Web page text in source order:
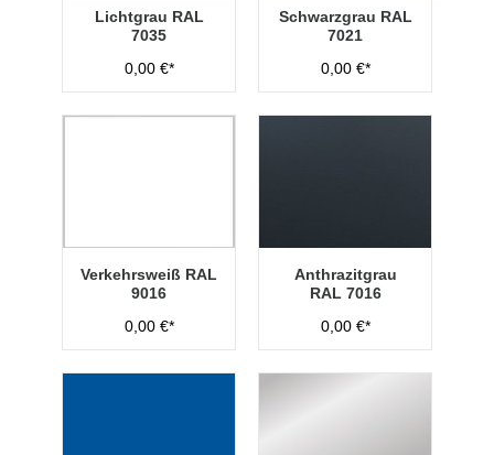
Lichtgrau RAL
7035
0,00 €*
Schwarzgrau RAL
7021
0,00 €*
Verkehrsweiß RAL
9016
0,00 €*
Anthrazitgrau
RAL 7016
0,00 €*